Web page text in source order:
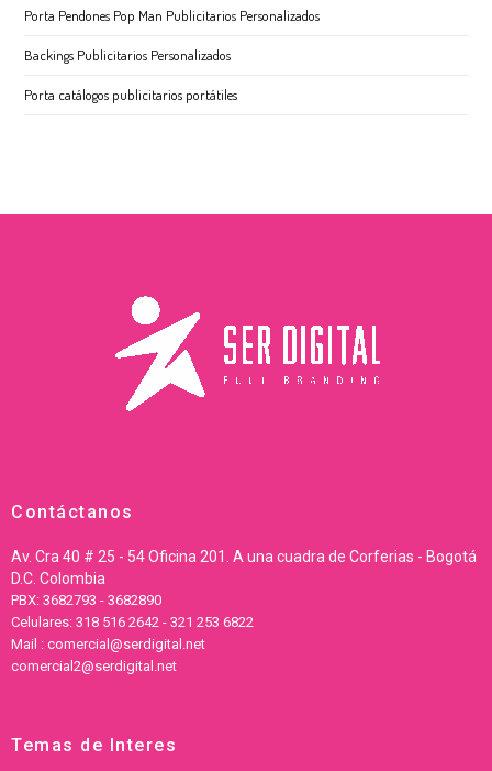
Porta Pendones Pop Man Publicitarios Personalizados
Backings Publicitarios Personalizados
Porta catálogos publicitarios portátiles
Contáctanos
Av. Cra 40 # 25 - 54 Oficina 201. A una cuadra de Corferias - Bogotá
D.C. Colombia
PBX: 3682793 - 3682890
Celulares: 318 516 2642 - 321 253 6822
Mail : comercial@serdigital.net
comercial2@serdigital.net
Temas de Interes